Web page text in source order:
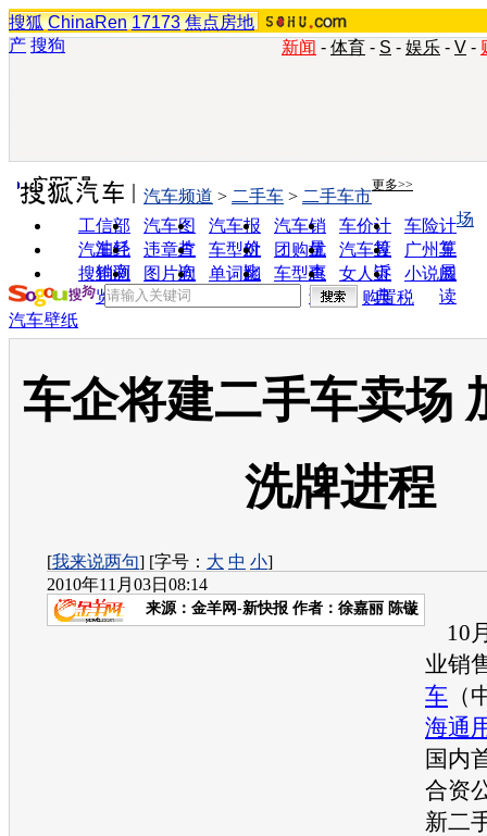
搜狐 ChinaRen 17173 焦点房地
产 搜狗 新闻 - 体育 - S - 娱乐 - V -
实用工具 更多>>
工信部
油耗
汽车图
片
汽车报
价
汽车销
量
车价计
算
车险计
算
汽车经
销商
违章查
询
车型对
比
团购优
惠
汽车投
诉
广州车
展
搜狗浏
览器
图片欣
赏
单词翻
车型查
询
女人宝
典
小说阅
读
汽车频道 > 二手车 > 二手车市
场
购置税
汽车壁纸
车企将建二手车卖场
洗牌进程
[我来说两句] [字号： 大 中 小]
2010年11月03日08:14
来源： 金羊网-新快报 作者：徐嘉丽 陈镟
10
业销
车 （
海通
国内
合资
新二